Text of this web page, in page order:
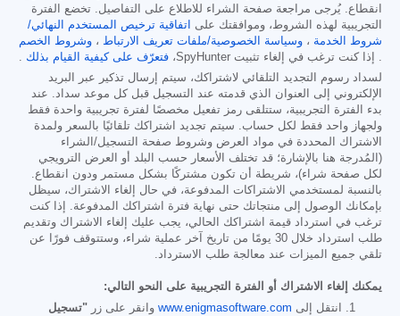
انقطاع. يُرجى مراجعة صفحة الشراء للاطلاع على التفاصيل. تخضع الفترة
التجريبية لهذه الشروط، وموافقتك على
اتفاقية ترخيص المستخدم النهائي/
شروط الخدمة ، وسياسة الخصوصية/ملفات تعريف الارتباط ، وشروط الخصم
. إذا كنت ترغب في إلغاء تثبيت SpyHunter،
فتعرّف على كيفية القيام بذلك .
لسداد رسوم التجديد التلقائي لاشتراكك، سيتم إرسال تذكير عبر البريد
الإلكتروني إلى العنوان الذي قدمته عند التسجيل قبل كل موعد سداد. عند
بدء الفترة التجريبية، ستتلقى رمز تفعيل مخصصًا لفترة تجريبية واحدة فقط
ولجهاز واحد فقط لكل حساب. سيتم تجديد اشتراكك تلقائيًا بالسعر ولمدة
الاشتراك المحددة في مواد العرض وشروط صفحة التسجيل/الشراء
(المُدرجة هنا بالإشارة؛ قد تختلف الأسعار حسب البلد أو العرض الترويجي
لكل صفحة شراء)، شريطة أن تكون مشتركًا بشكل مستمر ودون انقطاع.
بالنسبة لمستخدمي الاشتراكات المدفوعة، في حال إلغاء الاشتراك، سيظل
بإمكانك الوصول إلى منتجاتك حتى نهاية فترة اشتراكك المدفوعة. إذا كنت
ترغب في استرداد قيمة اشتراكك الحالي، يجب عليك إلغاء الاشتراك وتقديم
طلب استرداد خلال 30 يومًا من تاريخ آخر عملية شراء، وستتوقف فورًا عن
تلقي جميع الميزات عند معالجة طلب الاسترداد.
يمكنك إلغاء الاشتراك أو الفترة التجريبية على النحو التالي:
انتقل إلى www.enigmasoftware.com وانقر على زر "تسجيل